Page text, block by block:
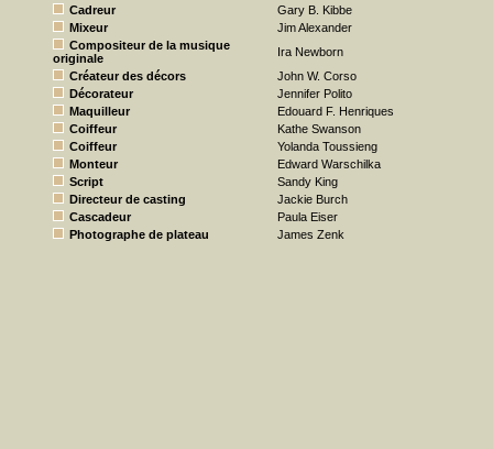
Cadreur
Gary B. Kibbe
Mixeur
Jim Alexander
Compositeur de la musique
originale
Ira Newborn
Créateur des décors
John W. Corso
Décorateur
Jennifer Polito
Maquilleur
Edouard F. Henriques
Coiffeur
Kathe Swanson
Coiffeur
Yolanda Toussieng
Monteur
Edward Warschilka
Script
Sandy King
Directeur de casting
Jackie Burch
Cascadeur
Paula Eiser
Photographe de plateau
James Zenk